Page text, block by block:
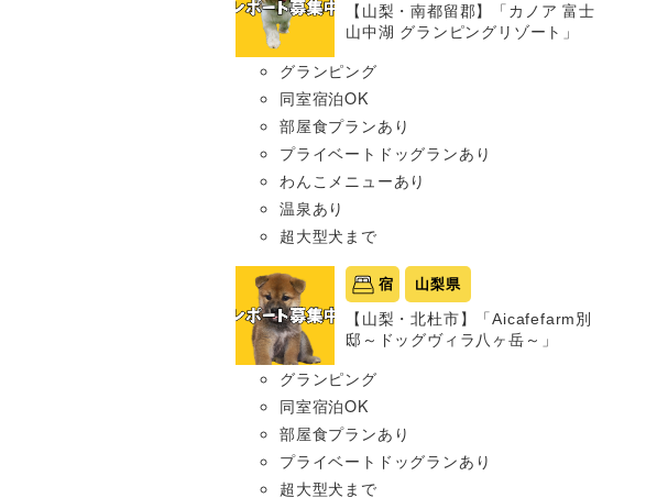
【山梨・南都留郡】「カノア 富士
山中湖 グランピングリゾート」
グランピング
同室宿泊OK
部屋食プランあり
プライベートドッグランあり
わんこメニューあり
温泉あり
超大型犬まで
宿 山梨県
【山梨・北杜市】「Aicafefarm別
邸～ドッグヴィラ八ヶ岳～」
グランピング
同室宿泊OK
部屋食プランあり
プライベートドッグランあり
超大型犬まで